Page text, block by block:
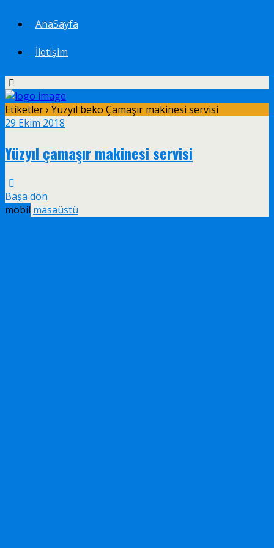
AnaSayfa
İletişim
Etiketler › Yüzyıl beko Çamaşır makinesi servisi
29 Ekim 2018
Yüzyıl çamaşır makinesi servisi
Başa dön
mobil masaüstü